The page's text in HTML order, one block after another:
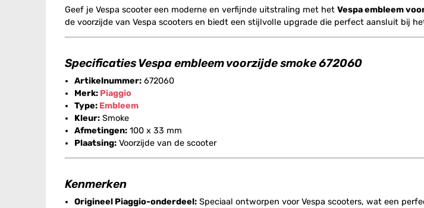
Geef je Vespa scooter een moderne en verfijnde uitstraling met het Vespa embleem
de voorzijde van Vespa scooters en biedt een stijlvolle upgrade die perfect aansluit bij
Specificaties Vespa embleem voorzijde smoke 672060
Artikelnummer:672060
Merk: Piaggio
Type: Embleem
Kleur:Smoke
Afmetingen:100 x 33 mm
Plaatsing:Voorzijde van de scooter
Kenmerken
Origineel Piaggio-onderdeel:Speciaal ontworpen voor Vespa scooters, wat een